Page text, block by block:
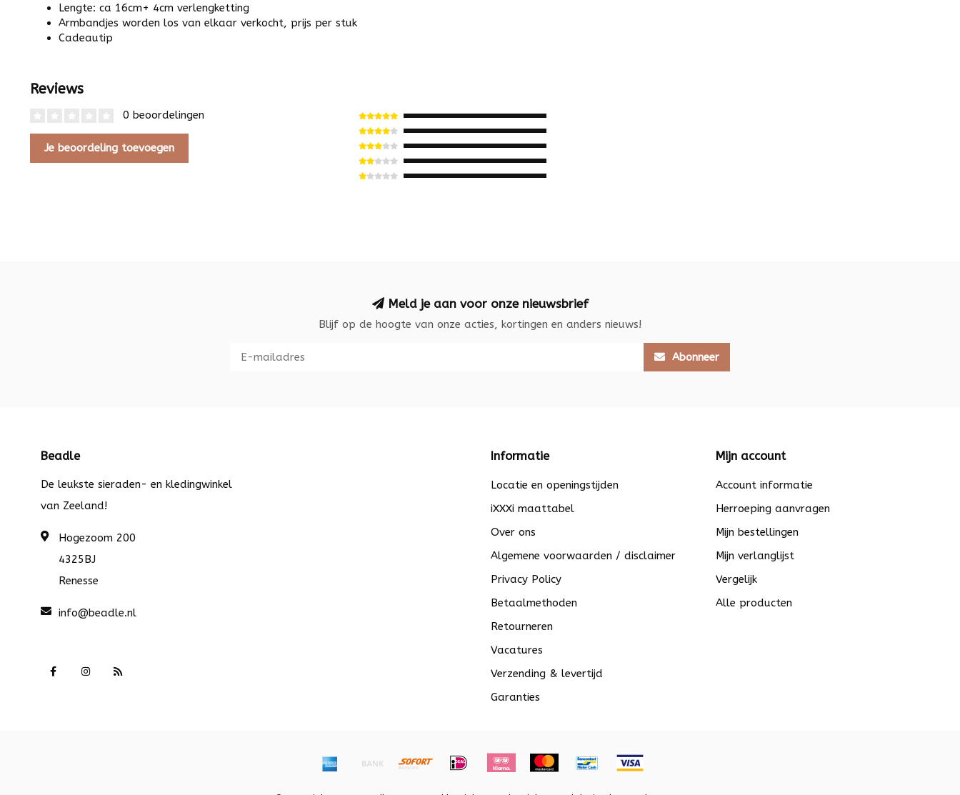
Lengte: ca 16cm+ 4cm verlengketting
Armbandjes worden los van elkaar verkocht, prijs per stuk
Cadeautip
Reviews
0 beoordelingen
Je beoordeling toevoegen
Meld je aan voor onze nieuwsbrief
Blijf op de hoogte van onze acties, kortingen en anders nieuws!
Abonneer
Beadle
De leukste sieraden- en kledingwinkel
van Zeeland!
Hogezoom 200
4325BJ
Renesse
info@beadle.nl
Informatie
Locatie en openingstijden
iXXXi maattabel
Over ons
Algemene voorwaarden / disclaimer
Privacy Policy
Betaalmethoden
Retourneren
Vacatures
Verzending & levertijd
Garanties
Mijn account
Account informatie
Herroeping aanvragen
Mijn bestellingen
Mijn verlanglijst
Vergelijk
Alle producten